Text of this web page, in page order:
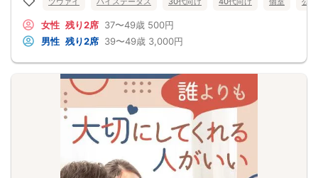
愛情を感じるお付き合いが続きそう♡
女性 残り2席 37〜49歳 500円
男性 残り2席 39〜49歳 3,000円